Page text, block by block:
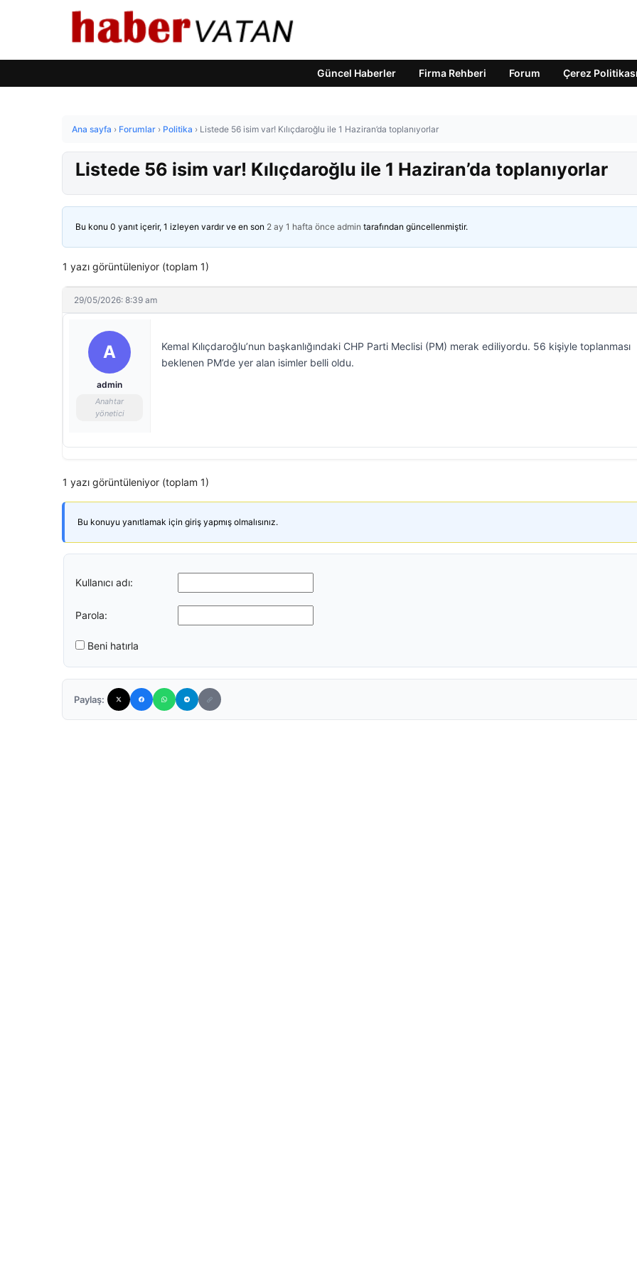
Güncel Haberler Firma Rehberi Forum Çerez Politikası
Ana sayfa › Forumlar › Politika › Listede 56 isim var! Kılıçdaroğlu ile 1 Haziran’da toplanıyorlar
Listede 56 isim var! Kılıçdaroğlu ile 1 Haziran’da toplanıyorlar
Bu konu 0 yanıt içerir, 1 izleyen vardır ve en son 2 ay 1 hafta önce admin tarafından güncellenmiştir.
1 yazı görüntüleniyor (toplam 1)
29/05/2026: 8:39 am
A
admin
Anahtar
yönetici
Kemal Kılıçdaroğlu’nun başkanlığındaki CHP Parti Meclisi (PM) merak ediliyordu. 56 kişiyle toplanması
beklenen PM’de yer alan isimler belli oldu.
1 yazı görüntüleniyor (toplam 1)
Bu konuyu yanıtlamak için giriş yapmış olmalısınız.
Kullanıcı adı:
Parola:
Beni hatırla
Paylaş: